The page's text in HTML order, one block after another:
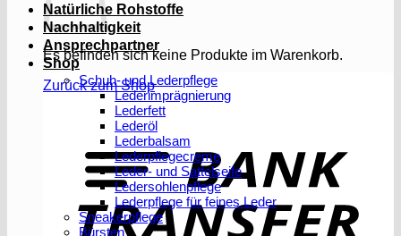
Es befinden sich keine Produkte im Warenkorb.
Zurück zum Shop
Natürliche Rohstoffe
Nachhaltigkeit
Ansprechpartner
Shop
Schuh- und Lederpflege
Lederimprägnierung
Lederfett
Lederöl
Lederbalsam
Lederpflegecreme
Leder- und Sattelseife
Ledersohlenpflege
Lederpflege für feines Leder
Sneakerpflege
Bürsten